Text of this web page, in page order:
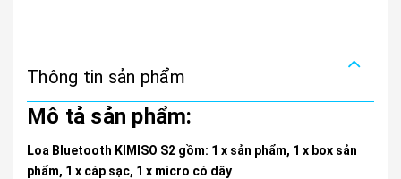
Thông tin sản phẩm
Mô tả sản phẩm:
Loa Bluetooth KIMISO S2 gồm: 1 x sản phẩm, 1 x box sản
phẩm, 1 x cáp sạc, 1 x micro có dây